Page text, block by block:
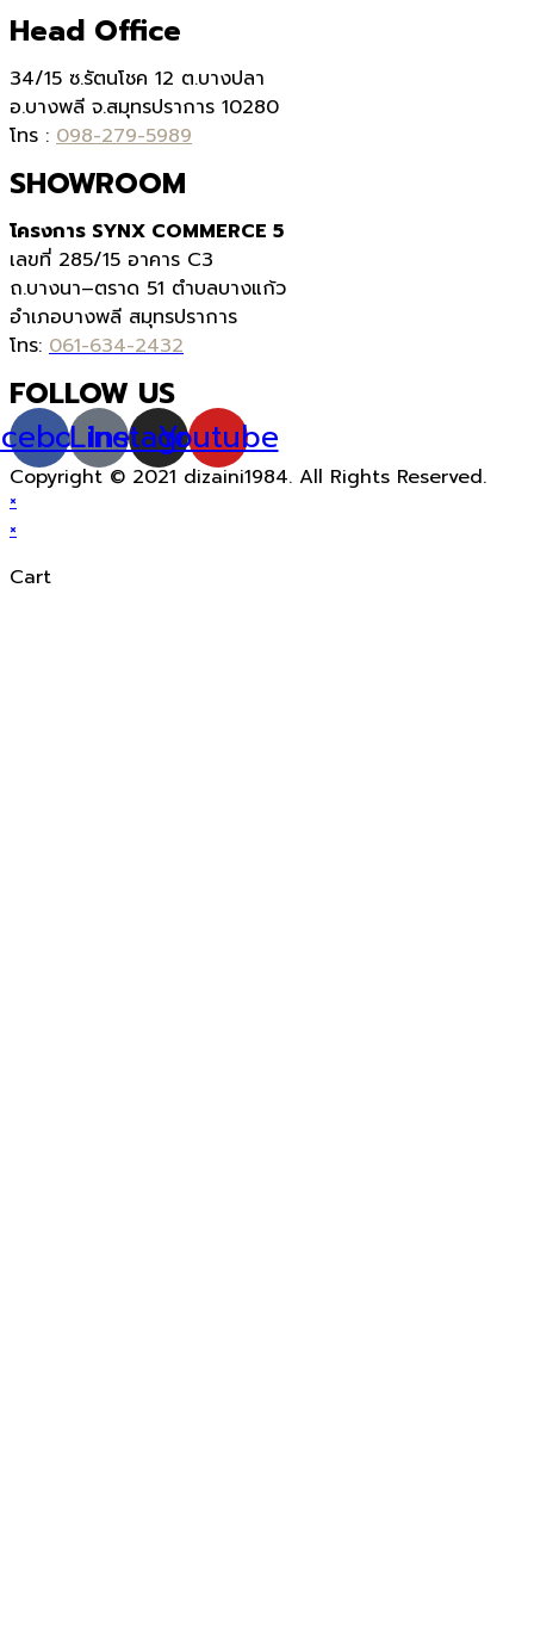
Head Office
34/15 ซ.รัตนโชค 12 ต.บางปลา
อ.บางพลี จ.สมุทรปราการ 10280
โทร : 098-279-5989
SHOWROOM
โครงการ SYNX COMMERCE 5
เลขที่ 285/15 อาคาร C3
ถ.บางนา–ตราด 51 ตำบลบางแก้ว
อำเภอบางพลี สมุทรปราการ
โทร: 061-634-2432
FOLLOW US
Line
Instagram
Youtube
Copyright © 2021 dizaini1984. All Rights Reserved.
×
×
Cart